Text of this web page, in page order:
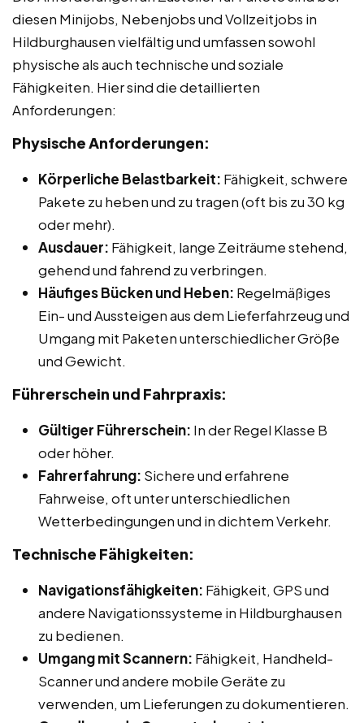
diesen Minijobs, Nebenjobs und Vollzeitjobs in
Hildburghausen vielfältig und umfassen sowohl
physische als auch technische und soziale
Fähigkeiten. Hier sind die detaillierten
Anforderungen:
Physische Anforderungen:
Körperliche Belastbarkeit: Fähigkeit, schwere
Pakete zu heben und zu tragen (oft bis zu 30 kg
oder mehr).
Ausdauer: Fähigkeit, lange Zeiträume stehend,
gehend und fahrend zu verbringen.
Häufiges Bücken und Heben: Regelmäßiges
Ein- und Aussteigen aus dem Lieferfahrzeug und
Umgang mit Paketen unterschiedlicher Größe
und Gewicht.
Führerschein und Fahrpraxis:
Gültiger Führerschein: In der Regel Klasse B
oder höher.
Fahrerfahrung: Sichere und erfahrene
Fahrweise, oft unter unterschiedlichen
Wetterbedingungen und in dichtem Verkehr.
Technische Fähigkeiten:
Navigationsfähigkeiten: Fähigkeit, GPS und
andere Navigationssysteme in Hildburghausen
zu bedienen.
Umgang mit Scannern: Fähigkeit, Handheld-
Scanner und andere mobile Geräte zu
verwenden, um Lieferungen zu dokumentieren.